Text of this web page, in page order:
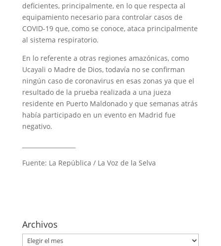
deficientes, principalmente, en lo que respecta al
equipamiento necesario para controlar casos de
COVID-19 que, como se conoce, ataca principalmente
al sistema respiratorio.
En lo referente a otras regiones amazónicas, como
Ucayali o Madre de Dios, todavía no se confirman
ningún caso de coronavirus en esas zonas ya que el
resultado de la prueba realizada a una jueza
residente en Puerto Maldonado y que semanas atrás
había participado en un evento en Madrid fue
negativo.
Fuente: La República / La Voz de la Selva
Archivos
Archivos